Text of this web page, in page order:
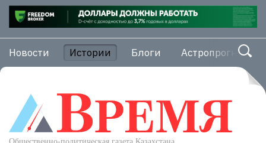
Новости Истории Блоги Астропрогноз